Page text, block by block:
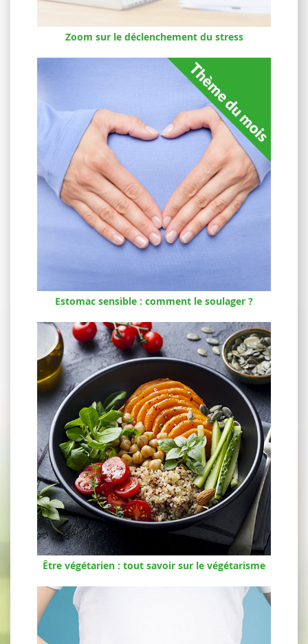
Zoom sur le déclenchement du stress
Estomac sensible : comment le soulager ?
Être végétarien : tout savoir sur le végétarisme